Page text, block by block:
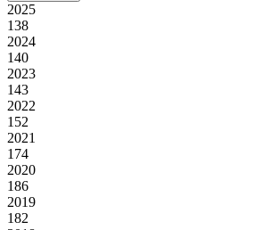
2025
138
2024
140
2023
143
2022
152
2021
174
2020
186
2019
182